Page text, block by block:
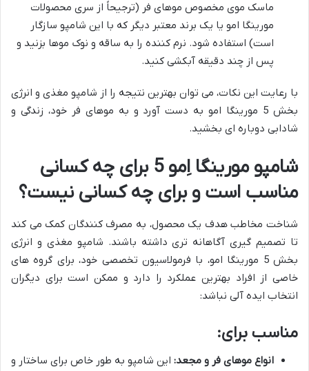
ماسک موی مخصوص موهای فر (ترجیحاً از سری محصولات
مورینگا امو یا یک برند معتبر دیگر که با این شامپو سازگار
است) استفاده شود. نرم کننده را به ساقه و نوک موها بزنید و
پس از چند دقیقه آبکشی کنید.
با رعایت این نکات، می توان بهترین نتیجه را از شامپو مغذی و انرژی
بخش 5 مورینگا امو به دست آورد و به موهای فر خود، زندگی و
شادابی دوباره ای بخشید.
شامپو مورینگا اِمو 5 برای چه کسانی
مناسب است و برای چه کسانی نیست؟
شناخت مخاطب هدف یک محصول، به مصرف کنندگان کمک می کند
تا تصمیم گیری آگاهانه تری داشته باشند. شامپو مغذی و انرژی
بخش 5 مورینگا امو، با فرمولاسیون تخصصی خود، برای گروه های
خاصی از افراد بهترین عملکرد را دارد و ممکن است برای دیگران
انتخاب ایده آلی نباشد:
مناسب برای:
انواع موهای فر و مجعد: این شامپو به طور خاص برای ساختار و